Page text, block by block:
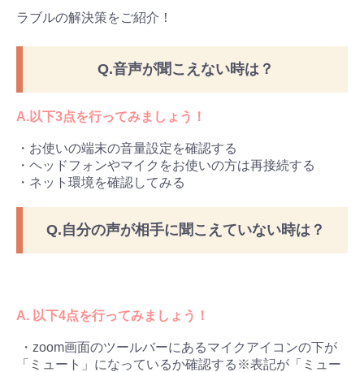
ラブルの解決策をご紹介！
Q.音声が聞こえない時は？
A.以下3点を行ってみましょう！
・お使いの端末の音量設定を確認する
・ヘッドフォンやマイクをお使いの方は再接続する
・ネット環境を確認してみる
Q.自分の声が相手に聞こえていない時は？
A. 以下4点を行ってみましょう！
・zoom画面のツールバーにあるマイクアイコンの下が
「ミュート」になっているか確認する※表記が「ミュー